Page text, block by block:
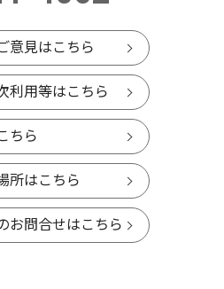
意見はこちら
利用等はこちら
ちら
所はこちら
お問合せはこちら